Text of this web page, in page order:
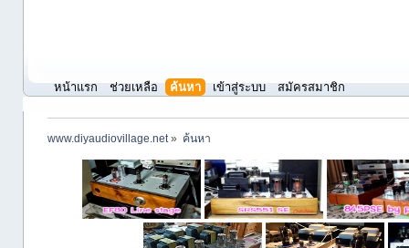
หน้าแรก ช่วยเหลือ ค้นหา เข้าสู่ระบบ สมัครสมาชิก
www.diyaudiovillage.net» ค้นหา